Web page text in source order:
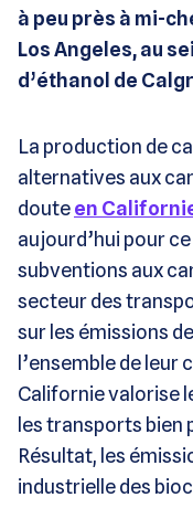
à peu près à mi-
Los Angeles, au
d’éthanol de
La production de
alternatives aux
douteen
aujourd’hui pour
subventions aux
secteur des
sur les émissions
l’ensemble de leur
Californie valorise
les transports bien
Résultat, les
industrielle des